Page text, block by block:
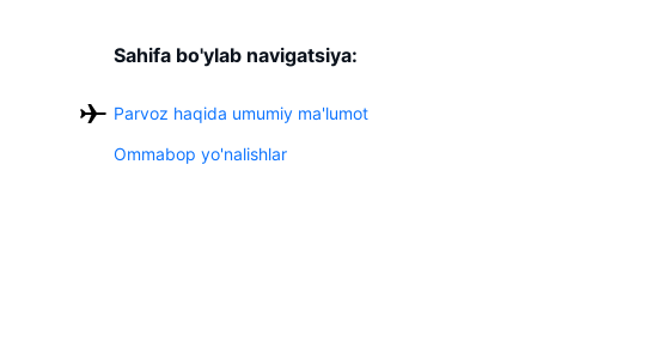
Sahifa bo'ylab navigatsiya:
Parvoz haqida umumiy ma'lumot
Ommabop yo'nalishlar